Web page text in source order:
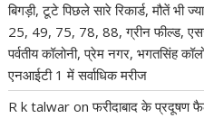
बिगड़ी, टूटे पिछले सारे रिकार्ड, मौतें
25, 49, 75, 78, 88, ग्रीन फील्ड,
पर्वतीय कॉलोनी, प्रेम नगर, भगतसिंह
एनआईटी 1 में सर्वाधिक मरीज
R k talwar onफरीदाबाद के प्रदूषण